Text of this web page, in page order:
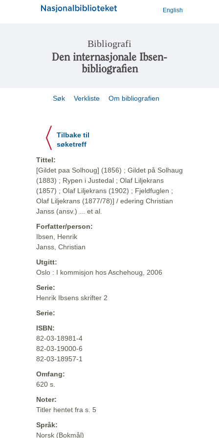
English
Bibliografi
Den internasjonale Ibsen-
bibliografien
Søk Verkliste Om bibliografien
Tilbake til
søketreff
Tittel:
[Gildet paa Solhoug] (1856) ; Gildet på Solhaug
(1883) ; Rypen i Justedal ; Olaf Liljekrans
(1857) ; Olaf Liljekrans (1902) ; Fjeldfuglen ;
Olaf Liljekrans (1877/78)] / edering Christian
Janss (ansv.) ... et al.
Forfatter/person:
Ibsen, Henrik
Janss, Christian
Utgitt:
Oslo : I kommisjon hos Aschehoug, 2006
Serie:
Henrik Ibsens skrifter 2
Serie:
ISBN:
82-03-18981-4
82-03-19000-6
82-03-18957-1
Omfang:
620 s.
Noter:
Titler hentet fra s. 5
Språk:
Norsk (Bokmål)